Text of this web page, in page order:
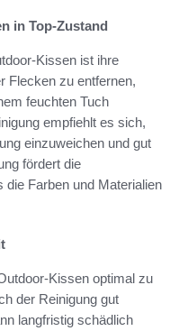
in Top-Zustand
Kissen ist ihre
Flecken zu entfernen,
feuchten Tuch
empfiehlt es sich,
einzuweichen und gut
fördert die
die Farben und Materialien
Kissen optimal zu
der Reinigung gut
langfristig schädlich